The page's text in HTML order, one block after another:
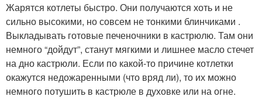
Жарятся котлеты быстро. Они получаются хоть и не
сильно высокими, но совсем не тонкими блинчиками .
Выкладывать готовые печеночники в кастрюлю. Там они
немного “дойдут”, станут мягкими и лишнее масло стечет
на дно кастрюли. Если по какой-то причине котлетки
окажутся недожаренными (что вряд ли), то их можно
немного потушить в кастрюле в духовке или на огне.